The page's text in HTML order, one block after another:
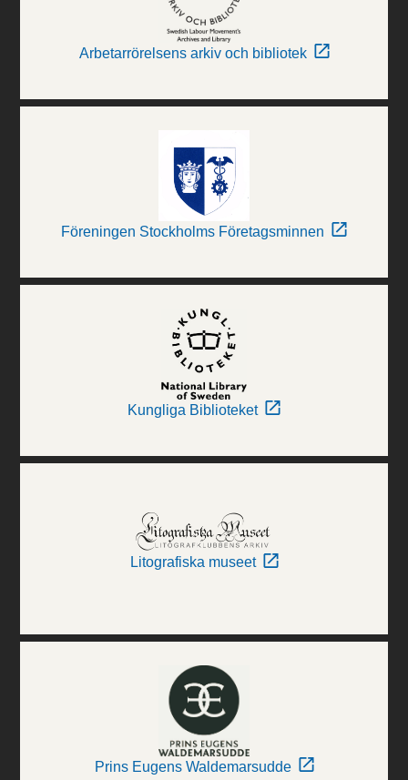
Arbetarrörelsens arkiv och bibliotek
Föreningen Stockholms Företagsminnen
Kungliga Biblioteket
Litografiska museet
Prins Eugens Waldemarsudde